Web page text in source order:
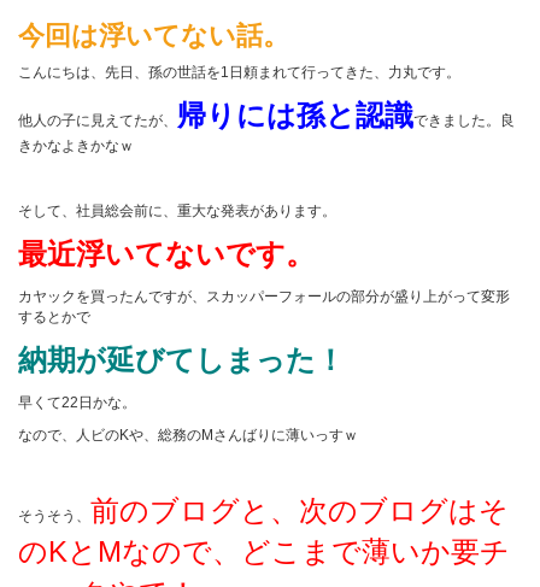
今回は浮いてない話。
こんにちは、先日、孫の世話を1日頼まれて行ってきた、力丸です。
他人の子に見えてたが、 帰りには孫と認識できました。良
きかなよきかなｗ
そして、社員総会前に、重大な発表があります。
最近浮いてないです。
カヤックを買ったんですが、スカッパーフォールの部分が盛り上がって変形
するとかで
納期が延びてしまった！
早くて22日かな。
なので、人ビのKや、総務のMさんばりに薄いっすｗ
そうそう、 前のブログと、次のブログはそ
のKとMなので、どこまで薄いか要チ